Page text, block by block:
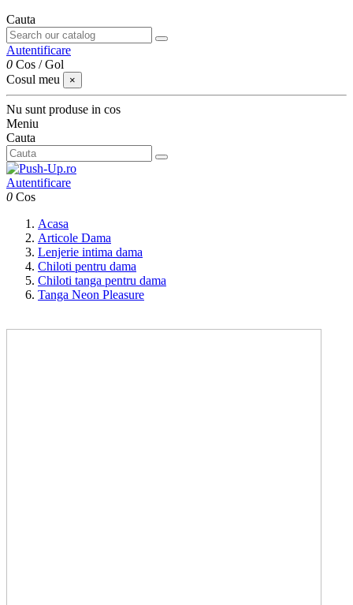
Cauta
Autentificare
0 Cos /Gol
Cosul meu
×
Nu sunt produse in cos
Meniu
Cauta
Autentificare
0 Cos
Acasa
Articole Dama
Lenjerie intima dama
Chiloti pentru dama
Chiloti tanga pentru dama
Tanga Neon Pleasure